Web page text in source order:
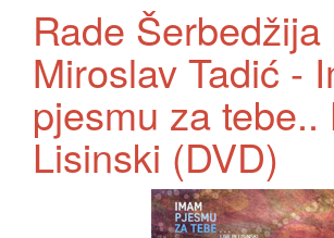
Rade Šerbedžija
Miroslav Tadić -
pjesmu za tebe..
Lisinski (DVD)